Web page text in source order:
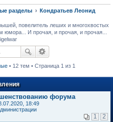
разделы Кондратьев Леонид
повелитель леших и многохвостых
юмора... И прочая, и прочая, и прочая...
• 12 тем • Страница 1 из 1
форума
18:49
1 2